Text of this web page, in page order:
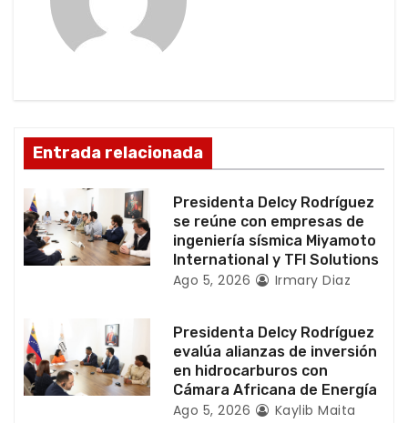
e
e
n
t
a
d
a
Entrada relacionada
Presidenta Delcy Rodríguez
se reúne con empresas de
ingeniería sísmica Miyamoto
International y TFI Solutions
Ago 5, 2026 Irmary Diaz
Presidenta Delcy Rodríguez
evalúa alianzas de inversión
en hidrocarburos con
Cámara Africana de Energía
Ago 5, 2026 Kaylib Maita